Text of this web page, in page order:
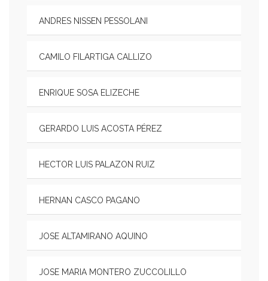
ANDRES NISSEN PESSOLANI
CAMILO FILARTIGA CALLIZO
ENRIQUE SOSA ELIZECHE
GERARDO LUIS ACOSTA PÉREZ
HECTOR LUIS PALAZON RUIZ
HERNAN CASCO PAGANO
JOSE ALTAMIRANO AQUINO
JOSE MARIA MONTERO ZUCCOLILLO